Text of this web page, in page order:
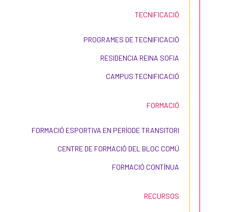
TECNIFICACIÓ
PROGRAMES DE TECNIFICACIÓ
RESIDENCIA REINA SOFIA
CAMPUS TECNIFICACIÓ
FORMACIÓ
FORMACIÓ ESPORTIVA EN PERÍODE TRANSITORI
CENTRE DE FORMACIÓ DEL BLOC COMÚ
FORMACIÓ CONTÍNUA
RECURSOS